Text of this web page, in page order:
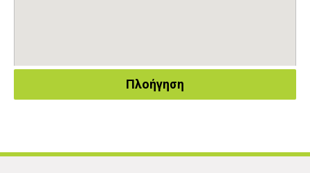
Πλοήγηση